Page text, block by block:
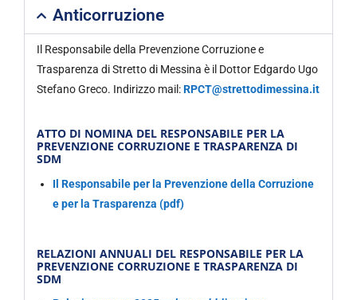
Anticorruzione
Il Responsabile della Prevenzione Corruzione e
Trasparenza di Stretto di Messina è il Dottor Edgardo Ugo
Stefano Greco. Indirizzo mail:RPCT@strettodimessina.it
ATTO DI NOMINA DEL RESPONSABILE PER LA
PREVENZIONE CORRUZIONE E TRASPARENZA DI
SDM
Il Responsabile per la Prevenzione della Corruzione
e per la Trasparenza (pdf)
RELAZIONI ANNUALI DEL RESPONSABILE PER LA
PREVENZIONE CORRUZIONE E TRASPARENZA DI
SDM